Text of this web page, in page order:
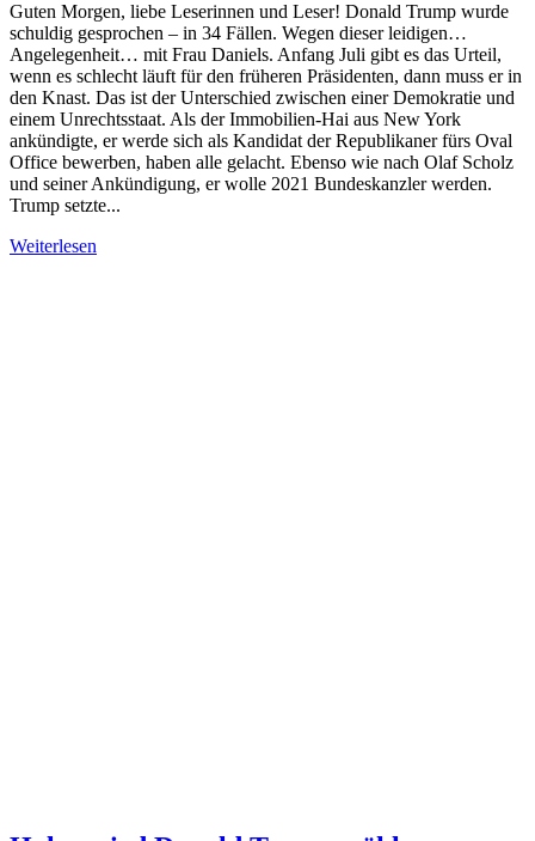
Guten Morgen, liebe Leserinnen und Leser! Donald Trump wurde
schuldig gesprochen – in 34 Fällen. Wegen dieser leidigen…
Angelegenheit… mit Frau Daniels. Anfang Juli gibt es das Urteil,
wenn es schlecht läuft für den früheren Präsidenten, dann muss er in
den Knast. Das ist der Unterschied zwischen einer Demokratie und
einem Unrechtsstaat. Als der Immobilien-Hai aus New York
ankündigte, er werde sich als Kandidat der Republikaner fürs Oval
Office bewerben, haben alle gelacht. Ebenso wie nach Olaf Scholz
und seiner Ankündigung, er wolle 2021 Bundeskanzler werden.
Trump setzte...
Weiterlesen